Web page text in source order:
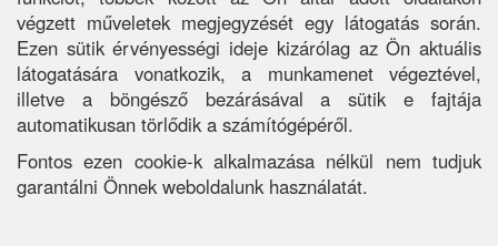
végzett műveletek megjegyzését egy látogatás során.
Ezen sütik érvényességi ideje kizárólag az Ön aktuális
látogatására vonatkozik, a munkamenet végeztével,
illetve a böngésző bezárásával a sütik e fajtája
automatikusan törlődik a számítógépéről.
Fontos ezen cookie-k alkalmazása nélkül nem tudjuk
garantálni Önnek weboldalunk használatát.